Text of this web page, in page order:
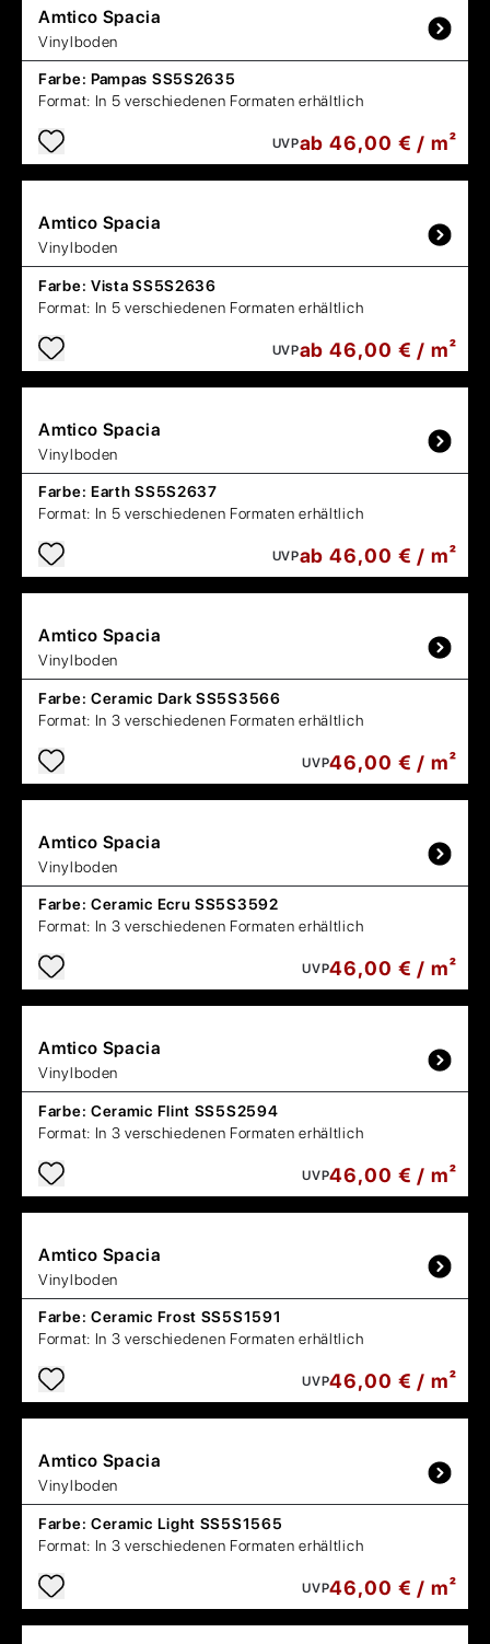
Amtico Spacia
Vinylboden
Farbe: Pampas SS5S2635
Format: In 5 verschiedenen Formaten erhältlich
UVPab 46,00 € / m²
Amtico Spacia
Vinylboden
Farbe: Vista SS5S2636
Format: In 5 verschiedenen Formaten erhältlich
UVPab 46,00 € / m²
Amtico Spacia
Vinylboden
Farbe: Earth SS5S2637
Format: In 5 verschiedenen Formaten erhältlich
UVPab 46,00 € / m²
Amtico Spacia
Vinylboden
Farbe: Ceramic Dark SS5S3566
Format: In 3 verschiedenen Formaten erhältlich
UVP46,00 € / m²
Amtico Spacia
Vinylboden
Farbe: Ceramic Ecru SS5S3592
Format: In 3 verschiedenen Formaten erhältlich
UVP46,00 € / m²
Amtico Spacia
Vinylboden
Farbe: Ceramic Flint SS5S2594
Format: In 3 verschiedenen Formaten erhältlich
UVP46,00 € / m²
Amtico Spacia
Vinylboden
Farbe: Ceramic Frost SS5S1591
Format: In 3 verschiedenen Formaten erhältlich
UVP46,00 € / m²
Amtico Spacia
Vinylboden
Farbe: Ceramic Light SS5S1565
Format: In 3 verschiedenen Formaten erhältlich
UVP46,00 € / m²